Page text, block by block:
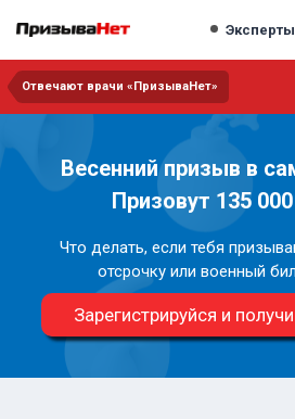
Отвечают врачи «ПризываНет»
Весенний призыв в
Призовут 135
Что делать, если тебя
отсрочку или военный
Зарегистрируйся и